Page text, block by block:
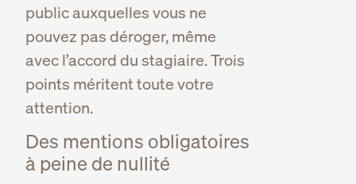
public auxquelles vous ne
pouvez pas déroger, même
avec l’accord du stagiaire. Trois
points méritent toute votre
attention.
Des mentions obligatoires
à peine de nullité